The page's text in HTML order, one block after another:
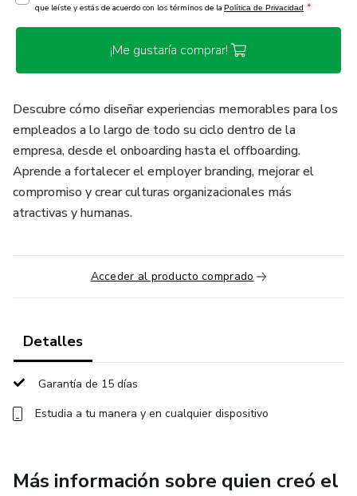
que leíste y estás de acuerdo con los términos de la Política de Privacidad *
¡Me gustaría comprar!
Descubre cómo diseñar experiencias memorables para los
empleados a lo largo de todo su ciclo dentro de la
empresa, desde el onboarding hasta el offboarding.
Aprende a fortalecer el employer branding, mejorar el
compromiso y crear culturas organizacionales más
atractivas y humanas.
Acceder al producto comprado
Detalles
Garantía de 15 días
Estudia a tu manera y en cualquier dispositivo
Más información sobre quien creó el